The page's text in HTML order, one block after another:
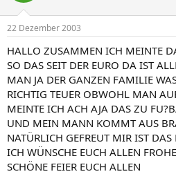
22 Dezember 2003
HALLO ZUSAMMEN ICH MEINTE
SO DAS SEIT DER EURO DA IST
MAN JA DER GANZEN FAMILIE
RICHTIG TEUER OBWOHL MAN
MEINTE ICH ACH AJA DAS ZU
UND MEIN MANN KOMMT AUS
NATÜRLICH GEFREUT MIR IST
ICH WÜNSCHE EUCH ALLEN
SCHÖNE FEIER EUCH ALLEN